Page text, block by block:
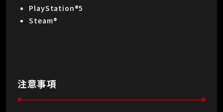
PlayStation®5
Steam®
注意事項